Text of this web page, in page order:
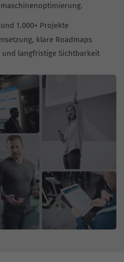
1.000+ Projekte
klare Roadmaps
und langfristige Sichtbarkeit